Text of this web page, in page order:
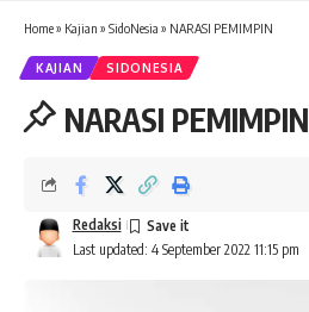
Home» Kajian » SidoNesia » NARASI PEMIMPIN
KAJIAN SIDONESIA
NARASI PEMIMPIN
Last updated: 4 September 2022 11:15 pm
Redaksi